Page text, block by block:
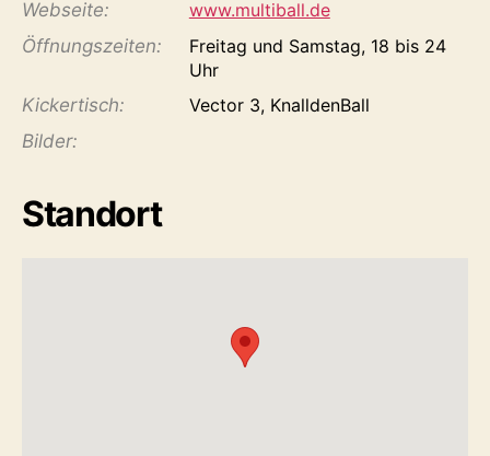
Webseite:
www.multiball.de
Öffnungs­zeiten:
Freitag und Samstag, 18 bis 24
Uhr
Kicker­tisch:
Vector 3, KnalldenBall
Bilder:
Standort